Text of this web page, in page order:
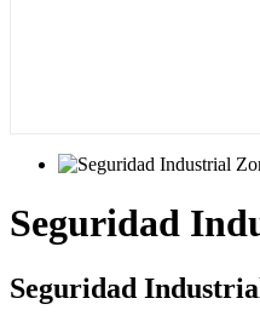
Seguridad
Seguridad